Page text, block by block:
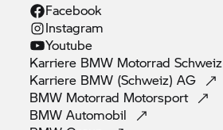
Facebook
Instagram
Youtube
Karriere BMW Motorrad Schweiz
Karriere BMW (Schweiz)AG
BMW Motorrad Motorsport
BMWAutomobil